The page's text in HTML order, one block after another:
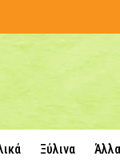
Ξύλινα